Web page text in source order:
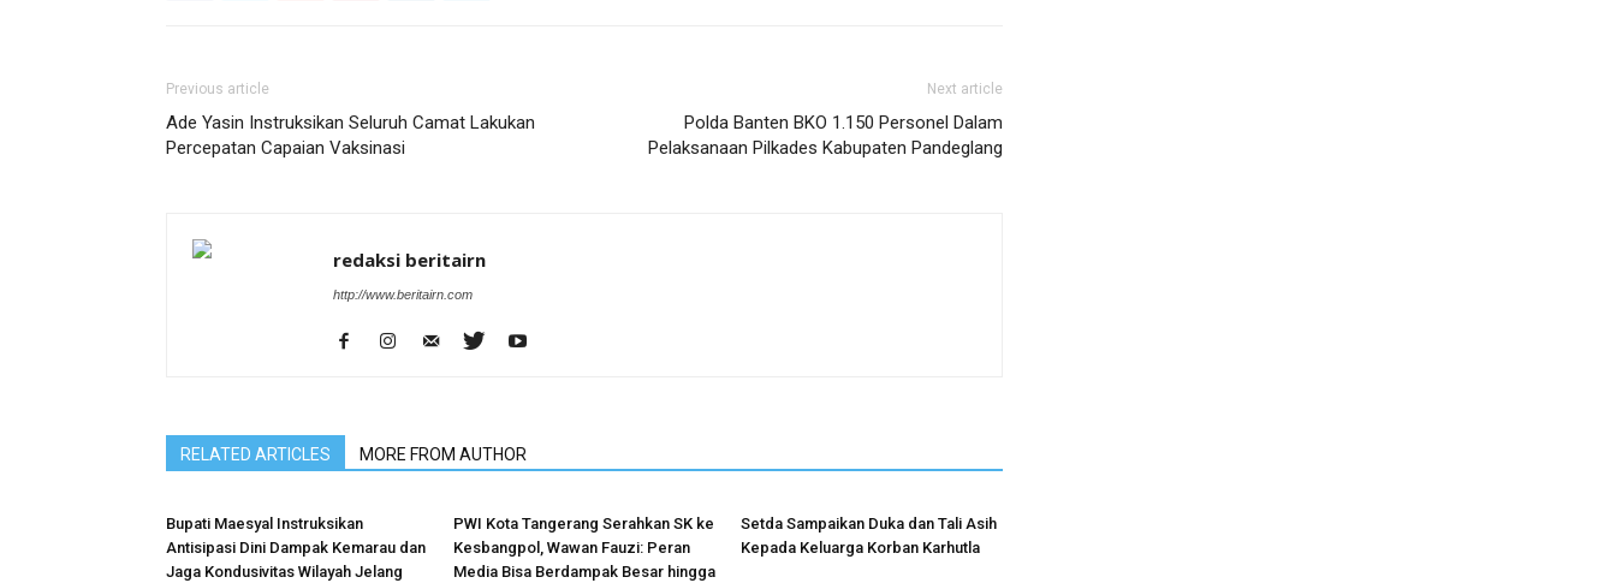
Previous article
Ade Yasin Instruksikan Seluruh Camat Lakukan
Percepatan Capaian Vaksinasi
Next article
Polda Banten BKO 1.150 Personel Dalam
Pelaksanaan Pilkades Kabupaten Pandeglang
redaksi beritairn
http://www.beritairn.com
RELATED ARTICLES MORE FROM AUTHOR
Bupati Maesyal Instruksikan
Antisipasi Dini Dampak Kemarau dan
Jaga Kondusivitas Wilayah Jelang
PWI Kota Tangerang Serahkan SK ke
Kesbangpol, Wawan Fauzi: Peran
Media Bisa Berdampak Besar hingga
Setda Sampaikan Duka dan Tali Asih
Kepada Keluarga Korban Karhutla